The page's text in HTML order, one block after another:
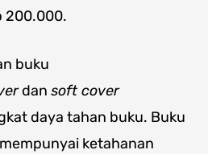
200.000.
buku
dan soft cover
daya tahan buku. Buku
ketahanan